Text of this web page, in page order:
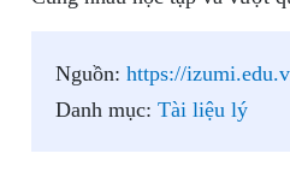
Nguồn: https://
Danh mục: Tài liệu lý